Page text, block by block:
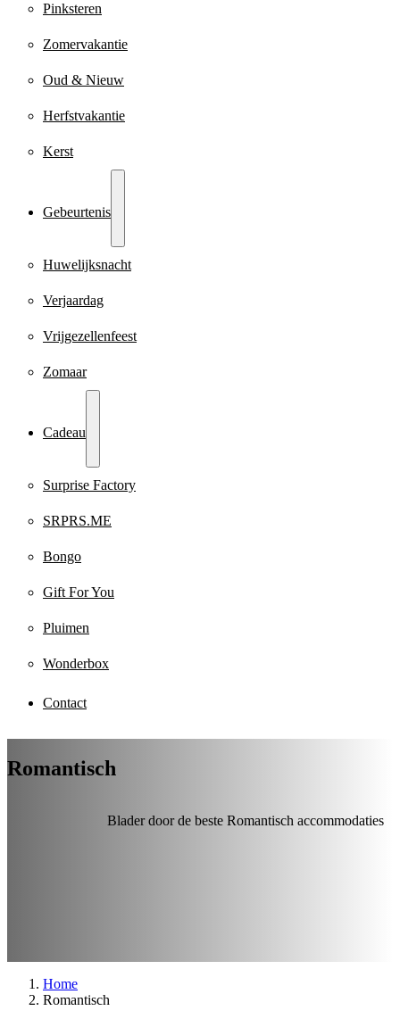
Pinksteren
Zomervakantie
Oud & Nieuw
Herfstvakantie
Kerst
Gebeurtenis
Huwelijksnacht
Verjaardag
Vrijgezellenfeest
Zomaar
Cadeau
Surprise Factory
SRPRS.ME
Bongo
Gift For You
Pluimen
Wonderbox
Contact
Romantisch
Blader door de beste Romantisch accommodaties
Home
Romantisch